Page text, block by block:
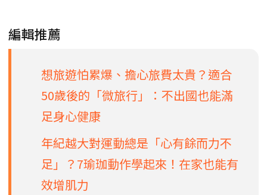
編輯推薦
想旅遊怕累爆、擔心旅費太貴？適合
50歲後的「微旅行」：不出國也能滿
足身心健康
年紀越大對運動總是「心有餘而力不
足」？7瑜珈動作學起來！在家也能有
效增肌力